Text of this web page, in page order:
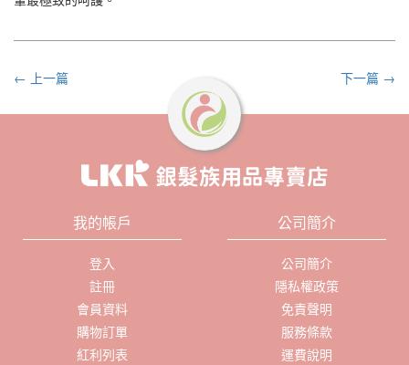
← 上一篇 下一篇 →
我的帳戶
登入
註冊
會員資料
購物訂單
紅利列表
公司簡介
公司簡介
隱私權政策
免責聲明
服務條款
運費說明